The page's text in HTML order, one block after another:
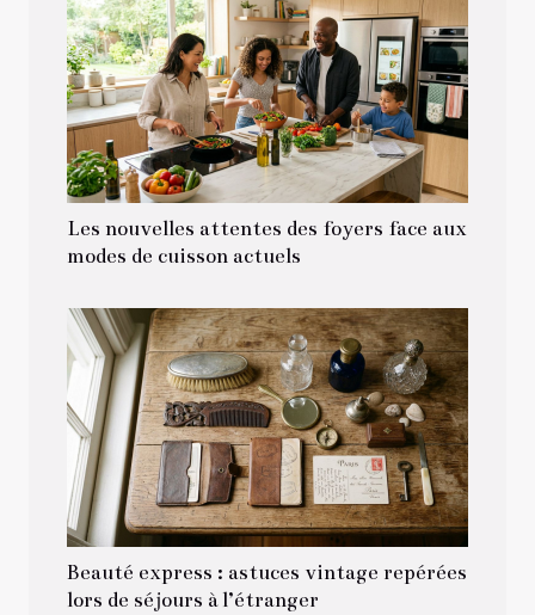
Les nouvelles attentes des foyers face aux
modes de cuisson actuels
Beauté express : astuces vintage repérées
lors de séjours à l’étranger